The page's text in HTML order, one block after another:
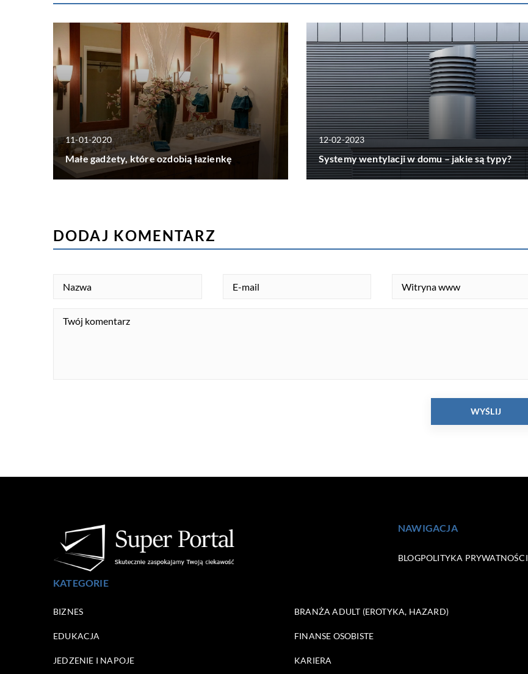
11-01-2020
Małe gadżety, które ozdobią łazienkę
12-02-2023
Systemy wentylacji w domu – jakie są typy?
DODAJ KOMENTARZ
NAWIGACJA
BLOGPOLITYKA PRYWATNOŚCI
KATEGORIE
BIZNES BRANŻA ADULT (EROTYKA, HAZARD)
EDUKACJA FINANSE OSOBISTE
JEDZENIE I NAPOJE KARIERA